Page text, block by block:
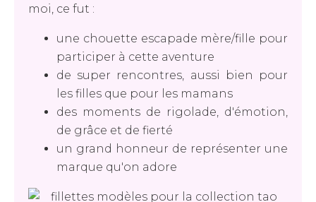
moi, ce fut :
une chouette escapade mère/fille pour
participer à cette aventure
de super rencontres, aussi bien pour
les filles que pour les mamans
des moments de rigolade, d'émotion,
de grâce et de fierté
un grand honneur de représenter une
marque qu'on adore